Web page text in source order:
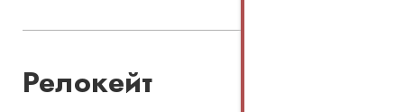
Релокейт